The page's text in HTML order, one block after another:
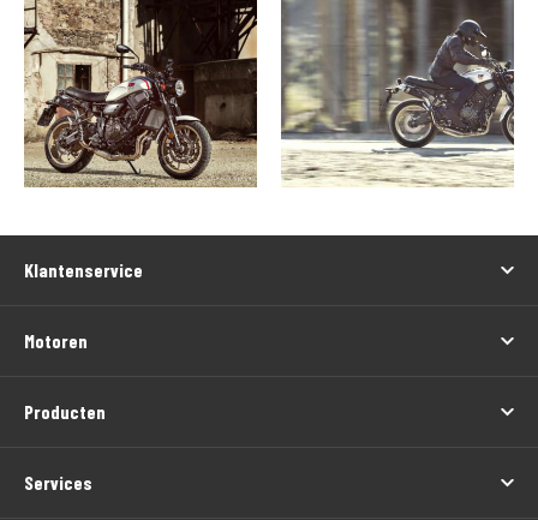
Klantenservice
Motoren
Producten
Services